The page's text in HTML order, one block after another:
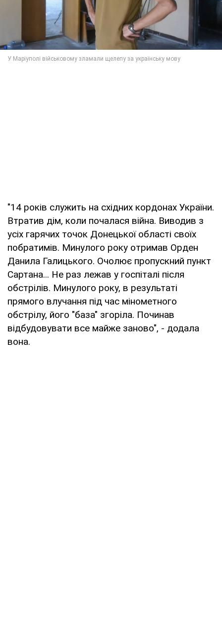
"14 років служить на східних кордонах України.
Втратив дім, коли почалася війна. Виводив з
усіх гарячих точок Донецької області своїх
побратимів. Минулого року отримав Орден
Данила Галицького. Очолює пропускний пункт
Сартана... Не раз лежав у госпіталі після
обстрілів. Минулого року, в результаті
прямого влучання під час мінометного
обстрілу, його "база" згоріла. Починав
відбудовувати все майже заново", - додала
вона.